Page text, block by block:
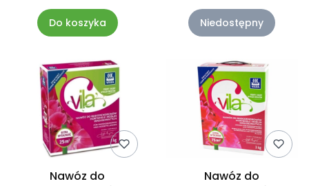
Do koszyka Niedostępny
Nawóz do
Nawóz do